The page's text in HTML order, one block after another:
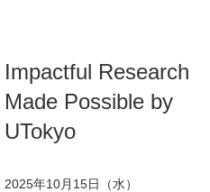
Impactful Research
Made Possible by
UTokyo
2025年10月15日（水）